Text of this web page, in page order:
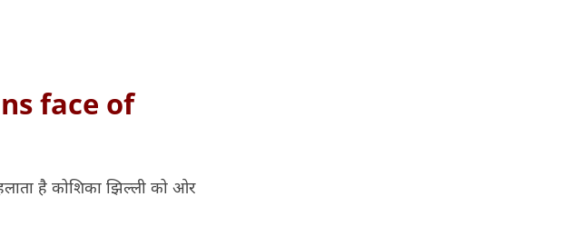
face of
है कोशिका झिल्ली को ओर